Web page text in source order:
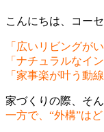
こんにちは、コー
「広いリビングがい
「ナチュラルなイ
「家事楽が叶う動
家づくりの際、そ
一方で、“外構”は